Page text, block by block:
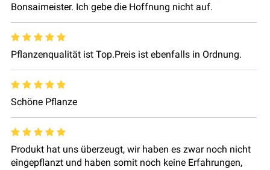
Bonsaimeister. Ich gebe die Hoffnung nicht auf.
Pflanzenqualität ist Top.Preis ist ebenfalls in Ordnung.
Schöne Pflanze
Produkt hat uns überzeugt, wir haben es zwar noch nicht
eingepflanzt und haben somit noch keine Erfahrungen,